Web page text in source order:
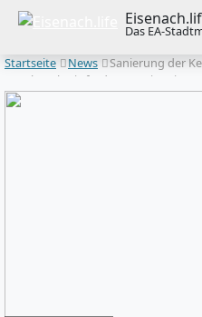
Das EA-
Startseite
News
Sanierung der
Wartburgkreis fördert Verein mit